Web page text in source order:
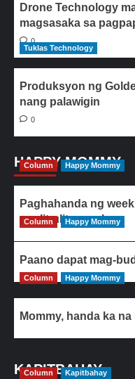
Drone Technology
magsasaka sa
0
Tuklas Technology
Produksyon ng
nang palawigin
0
HAPPY MOMMY
Column Happy Mommy
Paghahanda ng
paulit-ulit ang ulam
Column Happy Mommy
Paano dapat mag-
Column Happy Mommy
Mommy, handa ka
KAPITBAHAY
Column Kapitbahay